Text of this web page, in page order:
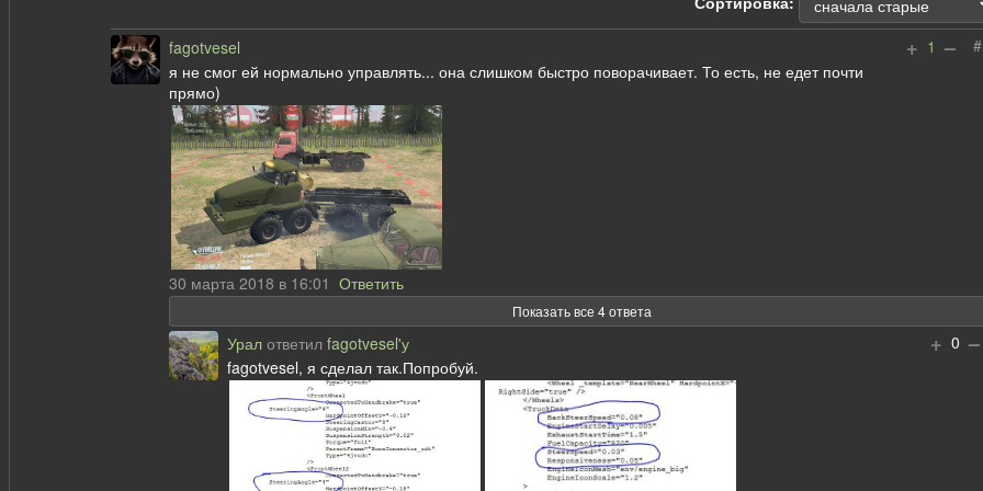
+ 1 –
fagotvesel
я не смог ей нормально управлять... она слишком быстро поворачивает. То есть, не едет почти
прямо)
30 марта 2018 в 16:01Ответить
Показать все 4 ответа
+ 0 –
Урал ответилfagotvesel'у
fagotvesel, я сделал так.Попробуй.